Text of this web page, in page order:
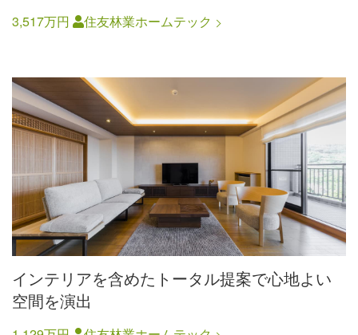
3,517万円 住友林業ホームテック
インテリアを含めたトータル提案で心地よい
空間を演出